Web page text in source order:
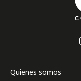
Quienes somos